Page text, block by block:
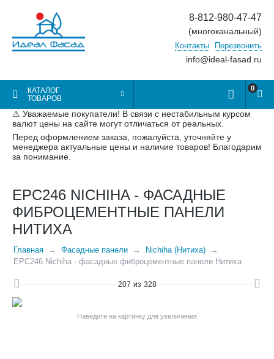
8-812-980-47-47
(многоканальный)
Контакты Перезвонить
info@ideal-fasad.ru
КАТАЛОГ
ТОВАРОВ
0
⚠ Уважаемые покупатели! В связи с нестабильным курсом
валют цены на сайте могут отличаться от реальных.
Перед оформлением заказа, пожалуйста, уточняйте у
менеджера актуальные цены и наличие товаров! Благодарим
за понимание.
EPC246 NICHIHA - ФАСАДНЫЕ
ФИБРОЦЕМЕНТНЫЕ ПАНЕЛИ
НИТИХА
Главная Фасадные панели
Nichiha (Нитиха)
EPC246 Nichiha - фасадные фиброцементные панели Нитиха
207 из 328
Наведите на картинку для увеличения